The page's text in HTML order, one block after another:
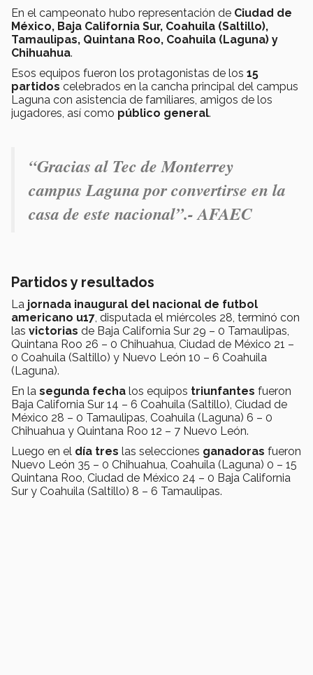
En el campeonato hubo representación de Ciudad de
México, Baja California Sur, Coahuila (Saltillo),
Tamaulipas, Quintana Roo, Coahuila (Laguna) y
Chihuahua.
Esos equipos fueron los protagonistas de los 15
partidos celebrados en la cancha principal del campus
Laguna con asistencia de familiares, amigos de los
jugadores, así como público general.
“Gracias al Tec de Monterrey
campus Laguna por convertirse en la
casa de este nacional”.- AFAEC
Partidos y resultados
La jornada inaugural del nacional de futbol
americano u17 , disputada el miércoles 28, terminó con
las victorias de Baja California Sur 29 – 0 Tamaulipas,
Quintana Roo 26 – 0 Chihuahua, Ciudad de México 21 –
0 Coahuila (Saltillo) y Nuevo León 10 – 6 Coahuila
(Laguna).
En la segunda fecha los equipos triunfantes fueron
Baja California Sur 14 – 6 Coahuila (Saltillo), Ciudad de
México 28 – 0 Tamaulipas, Coahuila (Laguna) 6 – 0
Chihuahua y Quintana Roo 12 – 7 Nuevo León.
Luego en el día tres las selecciones ganadoras fueron
Nuevo León 35 – 0 Chihuahua, Coahuila (Laguna) 0 – 15
Quintana Roo, Ciudad de México 24 – 0 Baja California
Sur y Coahuila (Saltillo) 8 – 6 Tamaulipas.